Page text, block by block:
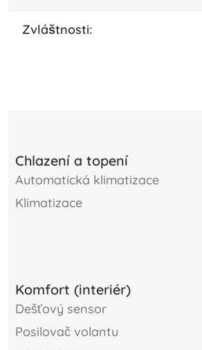
zvláštnosti:
Chlazení a topení
automatická klimatizace
klimatizace
Komfort (interiér)
dešťový sensor
posilovač volantu